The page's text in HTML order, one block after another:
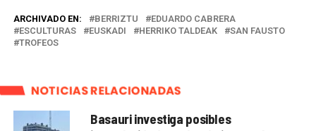
ARCHIVADO EN: BERRIZTU
EDUARDO CABRERA
ESCULTURAS
EUSKADI HERRIKO TALDEAK
SAN FAUSTO
TROFEOS
NOTICIAS RELACIONADAS
Basauri investiga posibles